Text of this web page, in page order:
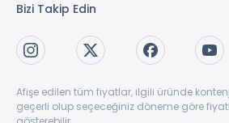
Bizi Takip Edin
Afişe edilen tüm fiyatlar, ilgili üründe
geçerli olup seçeceğiniz döneme göre